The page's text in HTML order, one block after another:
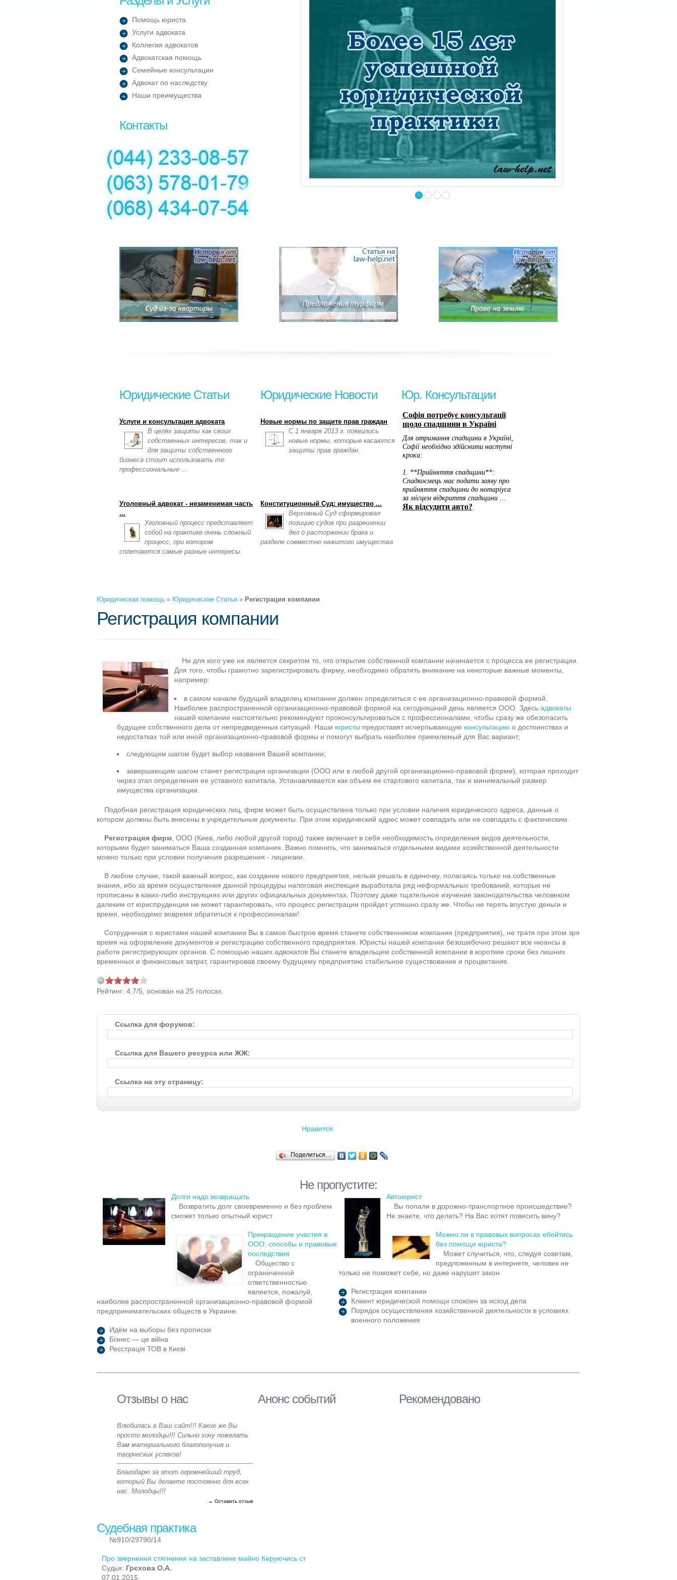
Помощь юриста
Услуги адвоката
Коллегия адвокатов
Адвокатская помощь
Семейные консультации
Адвокат по наследству
Наши преимущества
Контакты
Юридические Статьи
Услуги и консультация адвоката
В целях защиты как своих
собственных интересов, так и
для защиты собственного
бизнеса стоит использовать те
профессиональные ...
Уголовный адвокат - незаменимая часть
...
Уголовный процесс представляет
собой на практике очень сложный
процесс, при котором
сплетаются самые разные интересы.
Юридические Новости
Новые нормы по защите прав граждан
С 1 января 2013 г. появились
новые нормы, которые касаются
защиты прав граждан.
Конституционный Суд: имущество ...
Верховный Суд сформировал
позицию судов при разрешении
дел о расторжении брака и
разделе совместно нажитого имущества
Юр. Консультации
Юридическая помощь » Юридические Статьи » Регистрация компании
Регистрация компании
Ни для кого уже не является секретом то, что открытие собственной компании начинается с процесса ее регистрации.
Для того, чтобы грамотно зарегистрировать фирму, необходимо обратить внимание на некоторые важные моменты,
например:
в самом начале будущий владелец компании должен определиться с ее организационно-правовой формой.
Наиболее распространенной организационно-правовой формой на сегодняшний день является ООО. Здесь адвокаты
нашей компании настоятельно рекомендуют проконсультироваться с профессионалами, чтобы сразу же обезопасить
будущее собственного дела от непредвиденных ситуаций. Наши юристы предоставят исчерпывающую консультацию о достоинствах и
недостатках той или иной организационно-правовой формы и помогут выбрать наиболее приемлемый для Вас вариант;
следующим шагом будет выбор названия Вашей компании;
завершающим шагом станет регистрация организации (ООО или в любой другой организационно-правовой форме), которая проходит
через этап определения ее уставного капитала. Устанавливается как объем ее стартового капитала, так и минимальный размер
имущества организации.
Подобная регистрация юридических лиц, фирм может быть осуществлена только при условии наличия юридического адреса, данные о
котором должны быть внесены в учредительные документы. При этом юридический адрес может совпадать или не совпадать с фактическим.
Регистрация фирм , ООО (Киев, либо любой другой город) также включает в себя необходимость определения видов деятельности,
которыми будет заниматься Ваша созданная компания. Важно помнить, что заниматься отдельными видами хозяйственной деятельности
можно только при условии получения разрешения - лицензии.
В любом случае, такой важный вопрос, как создание нового предприятия, нельзя решать в одиночку, полагаясь только на собственные
знания, ибо за время осуществления данной процедуры налоговая инспекция выработала ряд неформальных требований, которые не
прописаны в каких-либо инструкциях или других официальных документах. Поэтому даже тщательное изучение законодательства человеком
далеким от юриспруденции не может гарантировать, что процесс регистрации пройдет успешно сразу же. Чтобы не терять впустую деньги и
время, необходимо вовремя обратиться к профессионалам!
Сотрудничая с юристами нашей компании Вы в самое быстрое время станете собственником компании (предприятия), не тратя при этом зря
время на оформление документов и регистрацию собственного предприятия. Юристы нашей компании безошибочно решают все нюансы в
работе регистрирующих органов. С помощью наших адвокатов Вы станете владельцем собственной компании в короткие сроки без лишних
временных и финансовых затрат, гарантировав своему будущему предприятию стабильное существование и процветание.
Рейтинг: 4.7/5 , основан на 25 голосах.
Ссылка для форумов:
Ссылка для Вашего ресурса или ЖЖ:
Ссылка на эту страницу:
Нравится
Поделиться…
Не пропустите:
Долги надо возвращать
Возвратить долг своевременно и без проблем
сможет только опытный юрист
Прекращение участия в
ООО: способы и правовые
последствия
Общество с
ограниченной
ответственностью
является, пожалуй,
наиболее распространенной организационно-правовой формой
предпринимательских обществ в Украине.
Идём на выборы без прописки
Бізнес — це війна
Реєстрація ТОВ в Києві
Автоюрист
Вы попали в дорожно-транспортное происшедствие?
Не знаете, что делать? На Вас хотят повесить вину?
Можно ли в правовых вопросах обойтись
без помощи юриста?
Может случиться, что, следуя советам,
предложенным в интернете, человек не
только не поможет себе, но даже нарушит закон
Регистрация компании
Клиент юридической помощи спокоен за исход дела
Порядок осуществления хозяйственной деятельности в условиях
военного положения
Отзывы о нас
Влюбилась в Ваш сайт!!! Какие же Вы
просто молодцы!!! Сильно хочу пожелать
Вам материального благополучия и
творческих успехов!
Благодарю за этот огромнейший труд,
который Вы делаете постоянно для всех
нас. Молодцы!!!
→ Оставить отзыв
Анонс событий Рекомендовано
Судебная практика
№910/29790/14
Про звернення стягнення на заставлене майно Керуючись ст
Судья: Грєхова О.А.
07.01.2015